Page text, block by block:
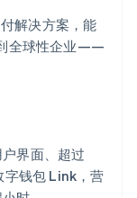
解决方案，能
全球性企业——
界面、超过
字钱包 Link，营